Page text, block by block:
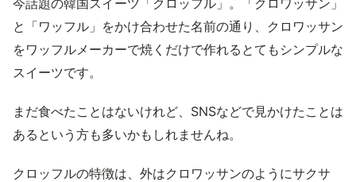
今話題の韓国スイーツ「クロッフル」。「クロワッサン」
と「ワッフル」をかけ合わせた名前の通り、クロワッサン
をワッフルメーカーで焼くだけで作れるとてもシンプルな
スイーツです。
まだ食べたことはないけれど、SNSなどで見かけたことは
あるという方も多いかもしれませんね。
クロッフルの特徴は、外はクロワッサンのようにサクサ